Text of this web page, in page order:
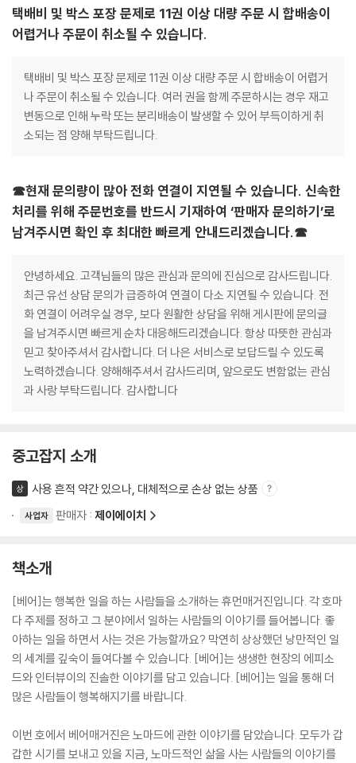
택배비 및 박스 포장 문제로 11권 이상 대량 주문 시 합배송이
어렵거나 주문이 취소될 수 있습니다.
택배비 및 박스 포장 문제로 11권 이상 대량 주문 시 합배송이 어렵거
나 주문이 취소될 수 있습니다. 여러 권을 함께 주문하시는 경우 재고
변동으로 인해 누락 또는 분리배송이 발생할 수 있어 부득이하게 취
소되는 점 양해 부탁드립니다.
☎현재 문의량이 많아 전화 연결이 지연될 수 있습니다. 신속한
처리를 위해 주문번호를 반드시 기재하여 ‘판매자 문의하기’로
남겨주시면 확인 후 최대한 빠르게 안내드리겠습니다.☎
안녕하세요. 고객님들의 많은 관심과 문의에 진심으로 감사드립니다.
최근 유선 상담 문의가 급증하여 연결이 다소 지연될 수 있습니다. 전
화 연결이 어려우실 경우, 보다 원활한 상담을 위해 게시판에 문의글
을 남겨주시면 빠르게 순차 대응해드리겠습니다. 항상 따뜻한 관심과
믿고 찾아주셔서 감사합니다. 더 나은 서비스로 보답드릴 수 있도록
노력하겠습니다. 양해해주셔서 감사드리며, 앞으로도 변함없는 관심
과 사랑 부탁드립니다. 감사합니다
중고잡지 소개
상 사용 흔적 약간 있으나, 대체적으로 손상 없는 상품
사업자 판매자 : 제이에이치
책소개
[베어]는 행복한 일을 하는 사람들을 소개하는 휴먼매거진입니다. 각 호마
다 주제를 정하고 그 분야에서 일하는 사람들의 이야기를 들어봅니다. 좋
아하는 일을 하면서 사는 것은 가능할까요? 막연히 상상했던 낭만적인 일
의 세계를 깊숙이 들여다볼 수 있습니다. [베어]는 생생한 현장의 에피소
드와 인터뷰이의 진솔한 이야기를 담고 있습니다. [베어]는 일을 통해 더
많은 사람들이 행복해지기를 바랍니다.
이번 호에서 베어매거진은 노마드에 관한 이야기를 담았습니다. 모두가 갑
갑한 시기를 보내고 있을 지금, 노마드적인 삶을 사는 사람들의 이야기를